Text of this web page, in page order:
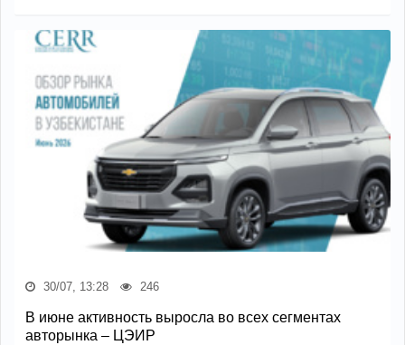
30/07, 13:28 246
В июне активность выросла во всех сегментах
авторынка – ЦЭИР